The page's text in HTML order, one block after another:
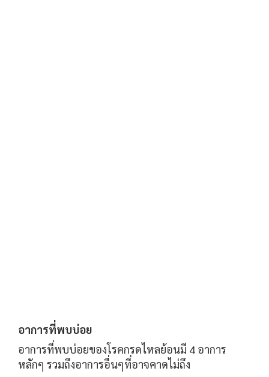
อาการที่พบบ่อย
อาการที่พบบ่อยของโรคกรดไหลย้อนมี 4 อาการ
หลักๆ รวมถึงอาการอื่นๆที่อาจคาดไม่ถึง